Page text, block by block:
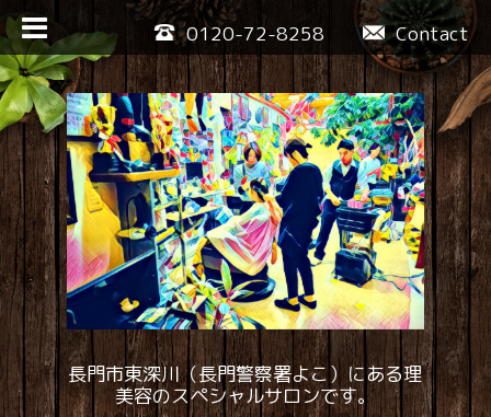
Contact
0120-72-8258
長門市東深川（長門警察署よこ）にある理
美容のスペシャルサロンです。